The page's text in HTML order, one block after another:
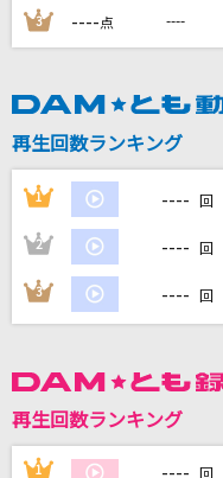
きゃわぽっぴんどぅ
RED OUT(ビデオク
米津玄師
DAMの
DAMに
カラオ
3 ----点 ----
再生回数ランキング
1 ---- 回
2 ---- 回
3 ---- 回
再生回数ランキング
1 ---- 回